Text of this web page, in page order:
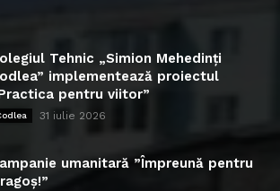
Tehnic „Simion Mehedinți
implementează proiectul
pentru viitor”
31 iulie 2026
umanitară ”Împreună pentru